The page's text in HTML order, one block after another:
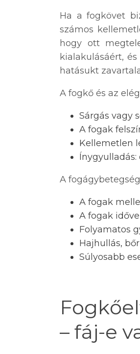
Ha a fogkövet
számos
hogy ott
kialakulásáért,
hatásukt
A fogkő és az
Sárgás vagy
A fogak
Kellemetlen
A
A fogak
A fogak
Folyamatos
Hajhullás,
Súlyosabb
– fáj-e